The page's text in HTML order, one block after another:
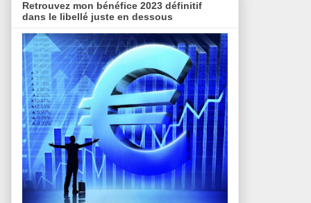
Retrouvez mon bénéfice 2023 définitif
dans le libellé juste en dessous